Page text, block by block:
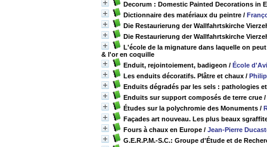
Decorum : Domestic Painted Decorations in
Dictionnaire des matériaux du peintre /
Die Restaurierung der Wallfahrtskirche
Die Restaurierung der Wallfahrtskirche
L'école de la mignature dans laquelle on
& l'or en coquille
Enduit, rejointoiement, badigeon / École
Les enduits décoratifs. Plâtre et chaux /
Enduits dégradés par les sels : pathologies
Enduits sur support composés de terre crue /
Études sur la polychromie des Monuments /
Façades art nouveau. Les plus beaux
Fours à chaux en Europe / Jean-Pierre
G.E.R.P.M.-S.C.: Groupe d'Étude et de